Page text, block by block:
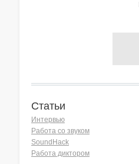
Статьи
Интервью
Работа со звуком
SoundHack
Работа диктором